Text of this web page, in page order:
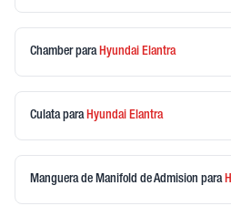
Chamberpara Hyundai Elantra
Culatapara Hyundai Elantra
Manguera de Manifold de Admision para